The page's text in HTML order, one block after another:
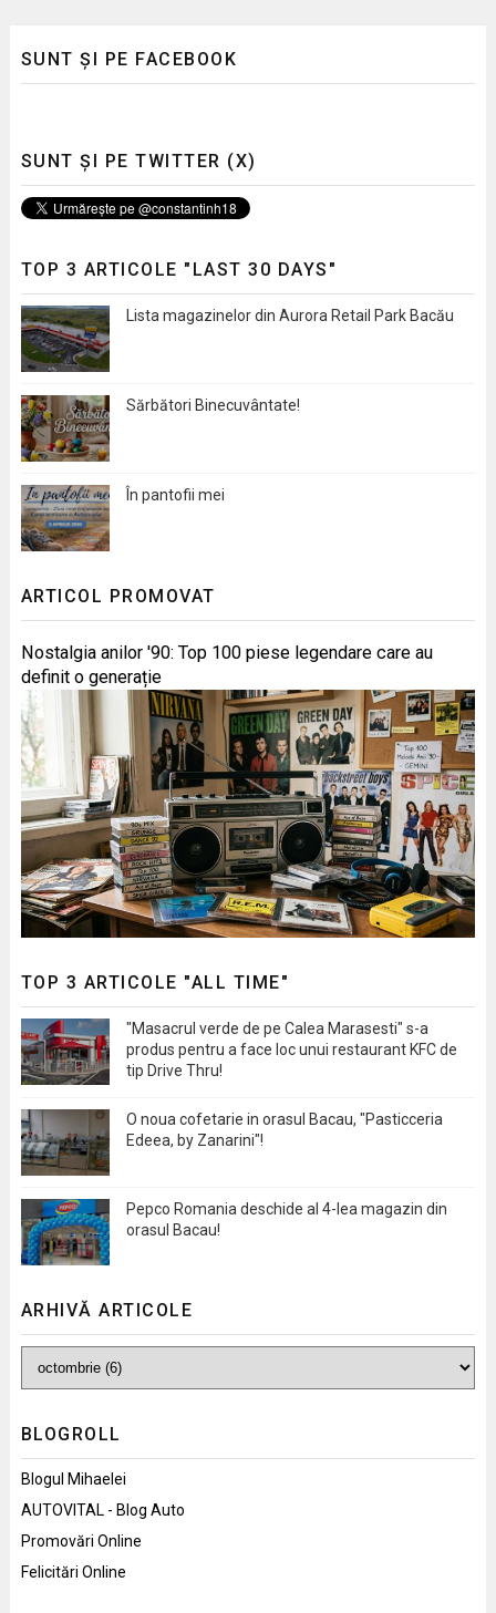
SUNT ȘI PE FACEBOOK
SUNT ȘI PE TWITTER (X)
TOP 3 ARTICOLE "LAST 30 DAYS"
Lista magazinelor din Aurora Retail Park Bacău
Sărbători Binecuvântate!
În pantofii mei
ARTICOL PROMOVAT
Nostalgia anilor '90: Top 100 piese legendare care au
definit o generație
TOP 3 ARTICOLE "ALL TIME"
"Masacrul verde de pe Calea Marasesti" s-a
produs pentru a face loc unui restaurant KFC de
tip Drive Thru!
O noua cofetarie in orasul Bacau, "Pasticceria
Edeea, by Zanarini"!
Pepco Romania deschide al 4-lea magazin din
orasul Bacau!
ARHIVĂ ARTICOLE
BLOGROLL
Blogul Mihaelei
AUTOVITAL - Blog Auto
Promovări Online
Felicitări Online